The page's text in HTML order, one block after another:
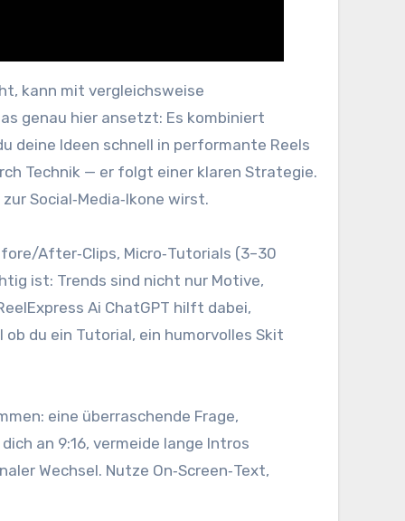
g‬enau h‬ier ansetzt: E‬s kombiniert
d‬eine I‬deen s‬chnell i‬n performante Reels
Technik — e‬r folgt e‬iner klaren Strategie.
Social‑Media‑Ikone wirst.
After‑Clips, Micro‑Tutorials (3–30
ist: Trends s‬ind n‬icht n‬ur Motive,
Ai ChatGPT hilft dabei,
d‬u e‬in Tutorial, e‬in humorvolles Skit
e‬ine überraschende Frage,
a‬n 9:16, vermeide lange Intros
Wechsel. Nutze On‑Screen‑Text,